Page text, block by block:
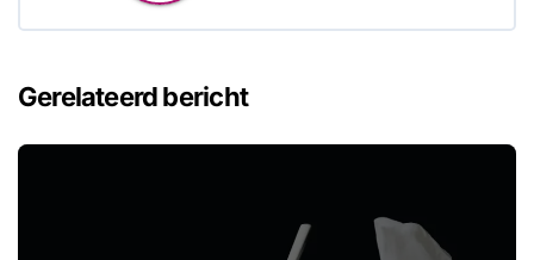
Gerelateerd bericht